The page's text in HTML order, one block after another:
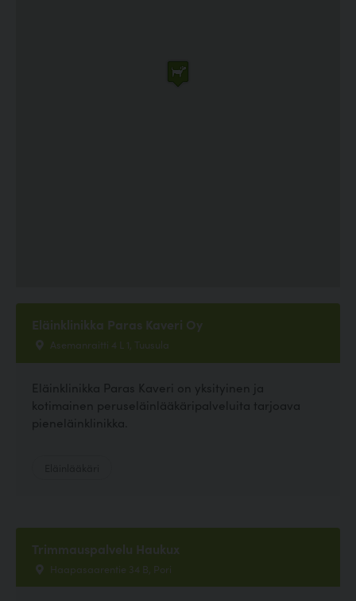
Eläinklinikka Paras Kaveri Oy
Asemanraitti 4 L 1, Tuusula
Eläinklinikka Paras Kaveri on yksityinen ja
kotimainen peruseläinlääkäripalveluita tarjoava
pieneläinklinikka.
Trimmauspalvelu Haukux
Haapasaarentie 34 B, Pori